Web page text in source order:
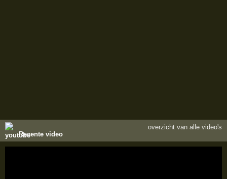
Recente video
overzicht van alle video's